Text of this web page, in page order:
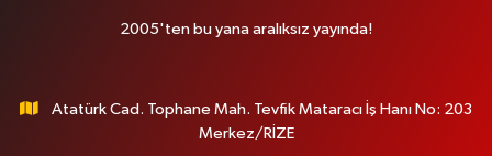
2005'ten bu yana aralıksız yayında!
Atatürk Cad. Tophane Mah. Tevfik Mataracı İş Hanı No: 203
Merkez/RİZE